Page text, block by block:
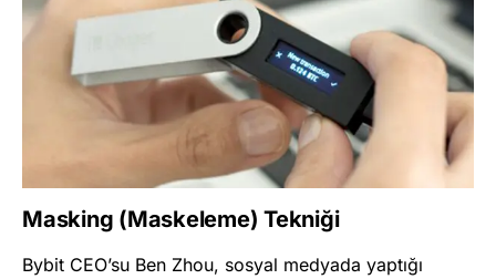
Masking (Maskeleme) Tekniği
Bybit CEO’su Ben Zhou, sosyal medyada yaptığı